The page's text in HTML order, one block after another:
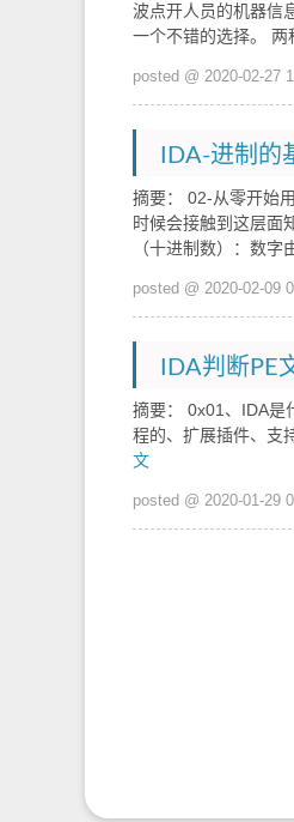
波点开人员的机器信
一个不错的选择。 两
posted @ 2020-02-27
IDA-进制的
摘要： 02-从零开始
时候会接触到这层面
（十进制数）：数
posted @ 2020-02-09
IDA判断
摘要： 0x01、IDA是
程的、扩展插件、支
文
posted @ 2020-01-29